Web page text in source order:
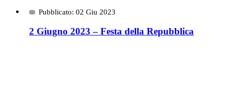
Pubblicato: 02 Giu 2023
2 Giugno 2023 – Festa della Repubblica